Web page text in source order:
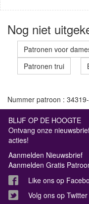
Nog niet
Patronen voor
Patronen trui
Nummer patroon :
BLIJF OP DE HOOGTE
Ontvang onze
acties!
Aanmelden Nieuwsbrief
Aanmelden Gratis
Like ons op
Volg ons op Twitter